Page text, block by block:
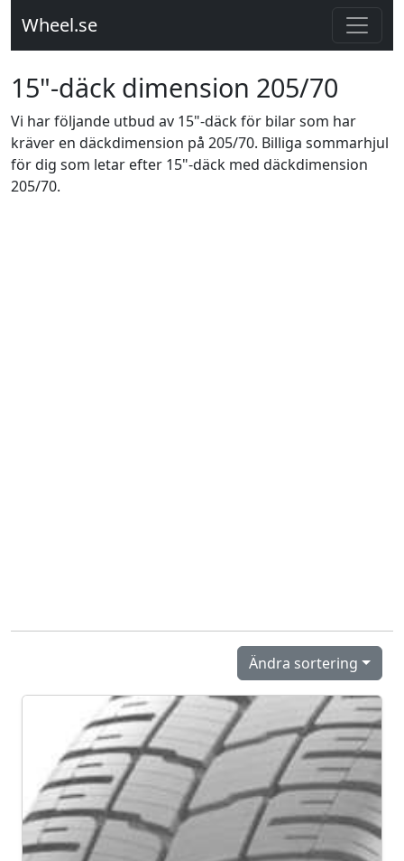
Wheel.se
15"-däck dimension 205/70
Vi har följande utbud av 15"-däck för bilar som har
kräver en däckdimension på 205/70. Billiga sommarhjul
för dig som letar efter 15"-däck med däckdimension
205/70.
Ändra sortering